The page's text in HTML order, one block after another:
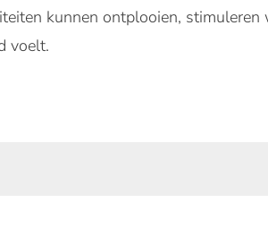
kunnen ontplooien, stimuleren
voelt.